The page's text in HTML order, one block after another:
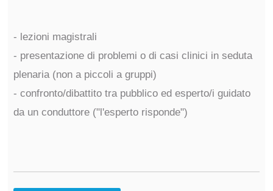
- lezioni magistrali
- presentazione di problemi o di casi clinici in seduta
plenaria (non a piccoli a gruppi)
- confronto/dibattito tra pubblico ed esperto/i guidato
da un conduttore ("l'esperto risponde")